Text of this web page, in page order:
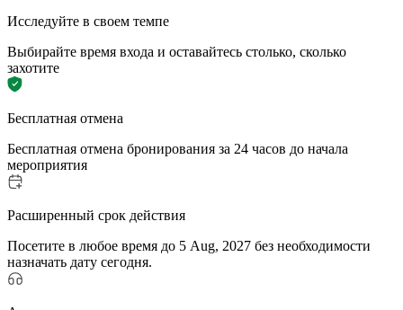
Исследуйте в своем темпе
Выбирайте время входа и оставайтесь столько, сколько
захотите
Бесплатная отмена
Бесплатная отмена бронирования за 24 часов до начала
мероприятия
Расширенный срок действия
Посетите в любое время до 5 Aug, 2027 без необходимости
назначать дату сегодня.